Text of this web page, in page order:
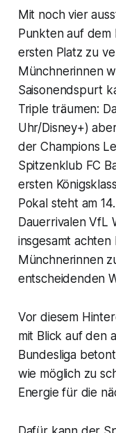
Mit noch vier
Punkten auf dem
ersten Platz zu
Münchnerinnen
Saisonendspurt
Triple träumen:
Uhr/Disney+)
der Champions
Spitzenklub FC
ersten
Pokal steht am
Dauerrivalen VfL
insgesamt
Münchnerinnen
entscheidenden
Vor diesem
mit Blick auf den
Bundesliga
wie möglich zu
Energie für die